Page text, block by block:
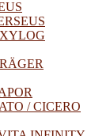
/ CICERO